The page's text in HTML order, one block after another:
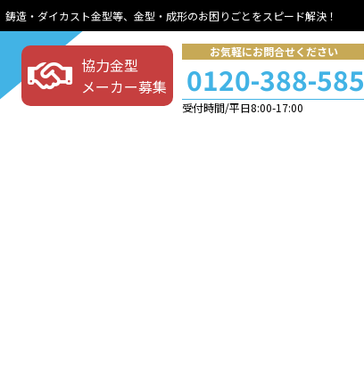
造・ダイカスト金型等、金型・成形のお困りごとをスピード解決！
協力金型
メーカー募集
お気軽にお問合せください
0120-388-585
受付時間/平日8:00-17:00